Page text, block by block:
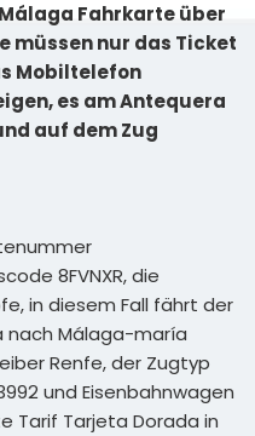
Fahrkarte über
müssen nur das Ticket
Mobiltelefon
es am Antequera
auf dem Zug
8FVNXR, die
in diesem Fall fährt der
nach Málaga-maría
Renfe, der Zugtyp
und Eisenbahnwagen
Tarif Tarjeta Dorada in